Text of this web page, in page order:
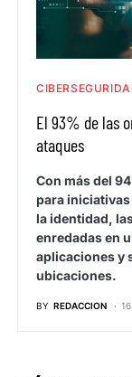
El 93% de las
ataques
Con más del
para
la identidad,
enredadas en
aplicaciones y
ubicaciones.
BY REDACCION